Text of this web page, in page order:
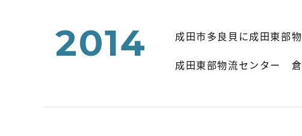
2014
成田市多良貝に成田東部
成田東部物流センター